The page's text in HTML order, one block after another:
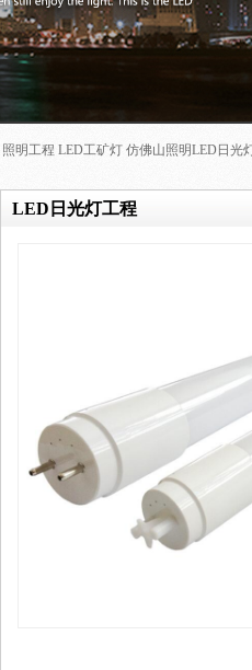
照明工程 LED工矿灯 仿佛山照明LED日光
LED日光灯工程